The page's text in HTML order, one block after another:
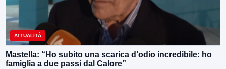
ATTUALITÀ
Mastella: “Ho subito una scarica d’odio incredibile: ho
famiglia a due passi dal Calore”